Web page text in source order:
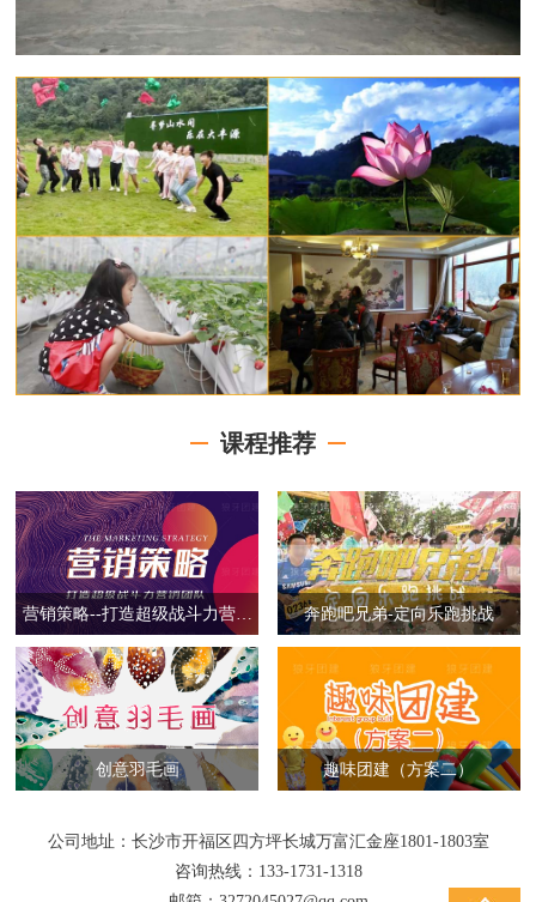
课程推荐
营销策略--打造超级战斗力营销
团队
奔跑吧兄弟-定向乐跑挑战
创意羽毛画 趣味团建（方案二）
公司地址：长沙市开福区四方坪长城万富汇金座1801-1803室
咨询热线：133-1731-1318